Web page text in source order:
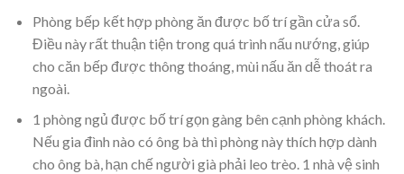
Phòng bếp kết hợp phòng ăn được bố trí gần cửa sổ.
Điều này rất thuận tiện trong quá trình nấu nướng, giúp
cho căn bếp được thông thoáng, mùi nấu ăn dễ thoát ra
ngoài.
1 phòng ngủ được bố trí gọn gàng bên cạnh phòng khách.
Nếu gia đình nào có ông bà thì phòng này thích hợp dành
cho ông bà, hạn chế người già phải leo trèo. 1 nhà vệ sinh